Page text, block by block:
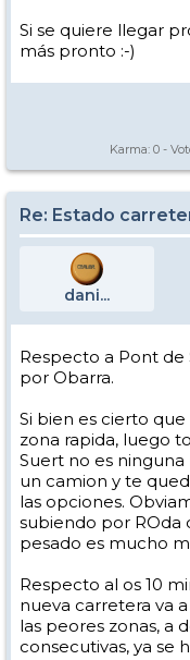
Si se quiere llegar
más pronto :-)
Karma: 0 -
Re: Estado
dani...
Respecto a Pont
por Obarra.
Si bien es cierto
zona rapida, luego
Suert no es ninguna
un camion y te
las opciones.
subiendo por ROda
pesado es mucho
Respecto al os 10
nueva carretera va
las peores zonas, a
consecutivas, ya se